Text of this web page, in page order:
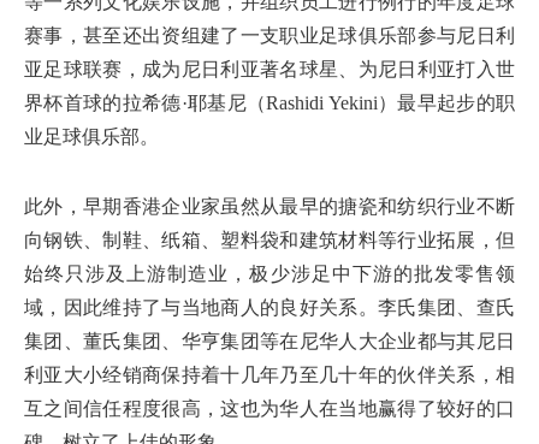
赛事，甚至还出资组建了一支职业足球俱乐部参与尼日利
亚足球联赛，成为尼日利亚著名球星、为尼日利亚打入世
界杯首球的拉希德·耶基尼（Rashidi Yekini）最早起步的职
业足球俱乐部。
此外，早期香港企业家虽然从最早的搪瓷和纺织行业不断
向钢铁、制鞋、纸箱、塑料袋和建筑材料等行业拓展，但
始终只涉及上游制造业，极少涉足中下游的批发零售领
域，因此维持了与当地商人的良好关系。李氏集团、查氏
集团、董氏集团、华亨集团等在尼华人大企业都与其尼日
利亚大小经销商保持着十几年乃至几十年的伙伴关系，相
互之间信任程度很高，这也为华人在当地赢得了较好的口